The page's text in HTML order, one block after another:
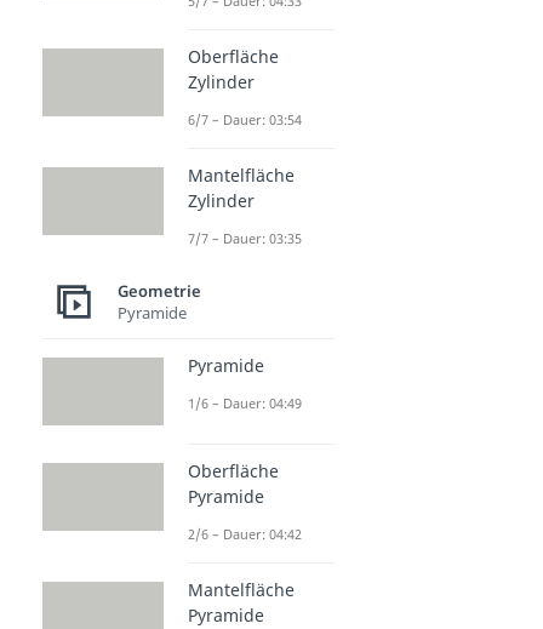
Oberfläche
Zylinder
6/7 – Dauer: 03:54
Mantelfläche
Zylinder
7/7 – Dauer: 03:35
Geometrie
Pyramide
Pyramide
1/6 – Dauer: 04:49
Oberfläche
Pyramide
2/6 – Dauer: 04:42
Mantelfläche
Pyramide